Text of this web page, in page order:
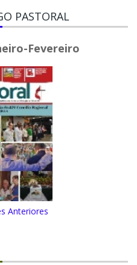
PASTORAL
Fevereiro
Anteriores